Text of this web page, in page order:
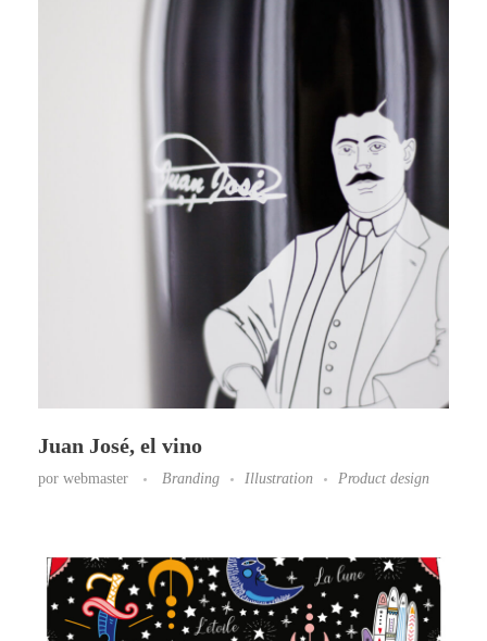
Juan José, el vino
por webmaster Branding Illustration Product design